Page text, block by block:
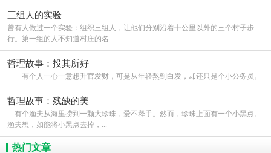
三组人的实验
曾有人做过一个实验：组织三组人，让他们分别沿着十公里以外的三个村子步
行。第一组的人不知道村庄的名...
哲理故事：投其所好
有个人一心一意想升官发财，可是从年轻熬到白发，却还只是个小公务员。
哲理故事：残缺的美
有个渔夫从海里捞到一颗大珍珠，爱不释手。然而，珍珠上面有一个小黑点。
渔夫想，如能将小黑点去掉，...
热门文章